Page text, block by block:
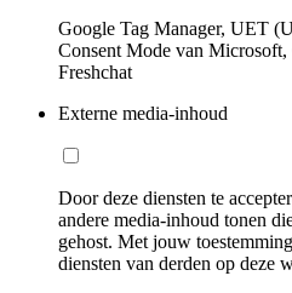
Google Tag Manager, UET
Consent Mode van
Freshchat
Externe media-inhoud
Door deze diensten te
andere media-inhoud tonen
gehost. Met jouw
diensten van derden op deze